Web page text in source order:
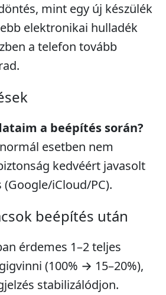
mint egy új készülék
elektronikai hulladék
a telefon tovább
a beépítés során?
esetben nem
kedvéért javasolt
iCloud/PC).
beépítés után
érdemes 1–2 teljes
(100% → 15–20%),
stabilizálódjon.